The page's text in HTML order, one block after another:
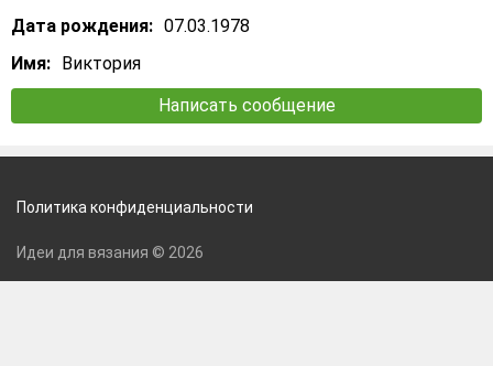
Дата рождения: 07.03.1978
Имя: Виктория
Написать сообщение
Политика конфиденциальности
Идеи для вязания © 2026